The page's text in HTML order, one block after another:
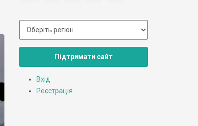
Підтримати сайт
Вхід
Реєстрація